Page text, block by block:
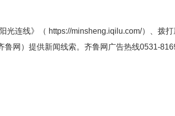
光连线》（ https://minsheng.iqilu.com/）、拨
鲁网 ）提供新闻线索。齐鲁网广告热线0531-